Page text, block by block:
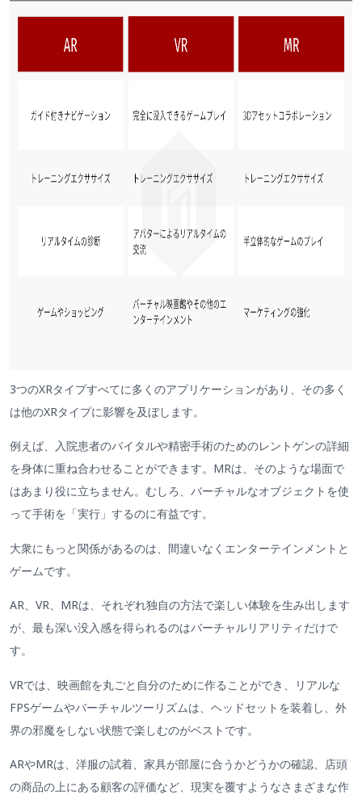
3つのXRタイプすべてに多くのアプリケーションがあり、その多く
は他のXRタイプに影響を及ぼします。
例えば、入院患者のバイタルや精密手術のためのレントゲンの詳細
を身体に重ね合わせることができます。MRは、そのような場面で
はあまり役に立ちません。むしろ、バーチャルなオブジェクトを使
って手術を「実行」するのに有益です。
大衆にもっと関係があるのは、間違いなくエンターテインメントと
ゲームです。
AR、VR、MRは、それぞれ独自の方法で楽しい体験を生み出します
が、最も深い没入感を得られるのはバーチャルリアリティだけで
す。
VRでは、映画館を丸ごと自分のために作ることができ、リアルな
FPSゲームやバーチャルツーリズムは、ヘッドセットを装着し、外
界の邪魔をしない状態で楽しむのがベストです。
ARやMRは、洋服の試着、家具が部屋に合うかどうかの確認、店頭
の商品の上にある顧客の評価など、現実を覆すようなさまざまな作